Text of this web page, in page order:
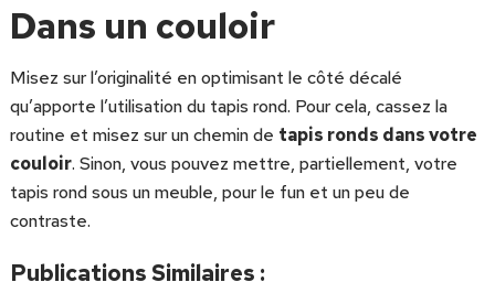
Dans un couloir
Misez sur l’originalité en optimisant le côté décalé
qu’apporte l’utilisation du tapis rond. Pour cela, cassez la
routine et misez sur un chemin de tapis ronds dans votre
couloir. Sinon, vous pouvez mettre, partiellement, votre
tapis rond sous un meuble, pour le fun et un peu de
contraste.
Publications Similaires :